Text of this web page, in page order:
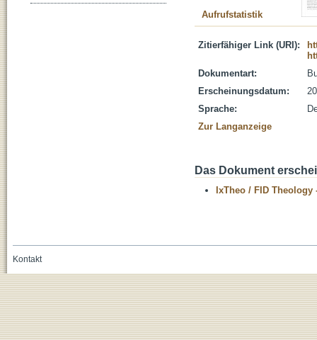
Aufrufstatistik
Zitierfähiger Link (URI):
Dokumentart:
Erscheinungsdatum:
Sprache:
Zur Langanzeige
Das Dokument
IxTheo / FID Theology
Kontakt